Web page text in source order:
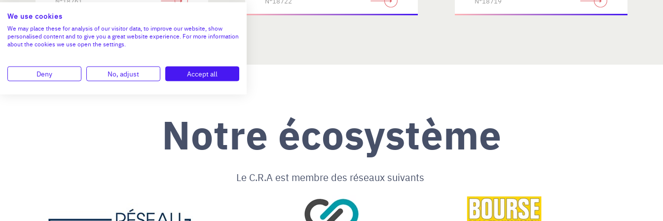
Notre écosystème
Le C.R.A est membre des réseaux suivants
We use cookies
We may place these for analysis of our visitor data, to improve our website, show
personalised content and to give you a great website experience. For more information
about the cookies we use open the settings.
Deny No, adjust Accept all